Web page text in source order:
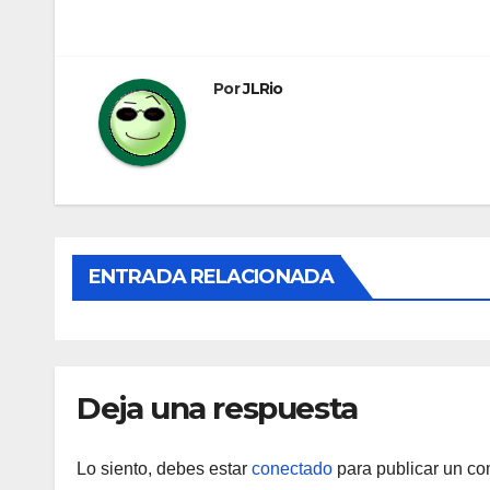
entradas
PorJLRio
ENTRADA RELACIONADA
Deja una respuesta
Lo siento, debes estar conectado para publicar un